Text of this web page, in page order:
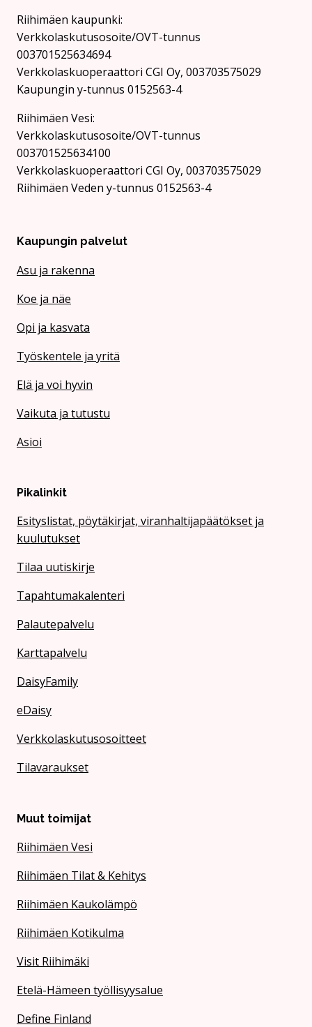
Riihimäen kaupunki:
Verkkolaskutusosoite/OVT-tunnus
003701525634694
Verkkolaskuoperaattori CGI Oy, 003703575029
Kaupungin y-tunnus 0152563-4
Rii­hi­mäen Vesi:
Verkkolaskutusosoite/OVT-tunnus
003701525634100
Verkkolaskuoperaattori CGI Oy, 003703575029
Riihimäen Veden y-tunnus 0152563-4
Kaupungin palvelut
Asu ja rakenna
Koe ja näe
Opi ja kasvata
Työskentele ja yritä
Elä ja voi hyvin
Vaikuta ja tutustu
Asioi
Pikalinkit
Esityslistat, pöytäkirjat, viranhaltijapäätökset ja
kuulutukset
Tilaa uutiskirje
Tapahtumakalenteri
Palautepalvelu
Karttapalvelu
DaisyFamily
eDaisy
Verkkolaskutusosoitteet
Tilavaraukset
Muut toimijat
Riihimäen Vesi
Riihimäen Tilat & Kehitys
Riihimäen Kaukolämpö
Riihimäen Kotikulma
Visit Riihimäki
Etelä-Hämeen työllisyysalue
Define Finland